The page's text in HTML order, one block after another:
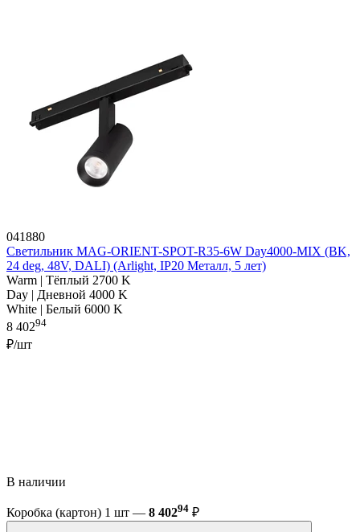
041880
Светильник MAG-ORIENT-SPOT-R35-6W Day4000-MIX (BK,
24 deg, 48V, DALI) (Arlight, IP20 Металл, 5 лет)
Warm | Тёплый 2700 K
Day | Дневной 4000 K
White | Белый 6000 K
8 40294
₽/шт
В наличии
Коробка (картон) 1 шт — 8 40294 ₽